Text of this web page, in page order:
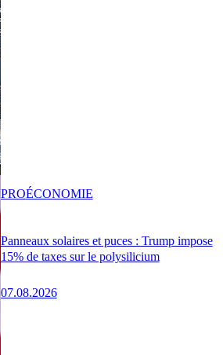
Panneaux solaires et puces : Trump impose
15% de taxes sur le polysilicium
07.08.2026
PROÉCONOMIE